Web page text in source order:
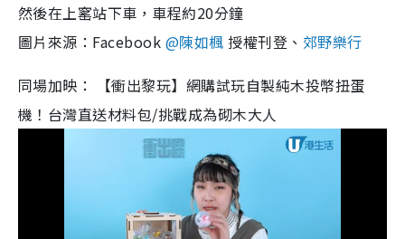
然後在上窰站下車，車程約20分鐘
圖片來源： Facebook @陳如楓 授權刊登 、 郊野樂行
同場加映： 【衝出黎玩】網購試玩自製純木投幣扭蛋
機！台灣直送材料包/挑戰成為砌木大人